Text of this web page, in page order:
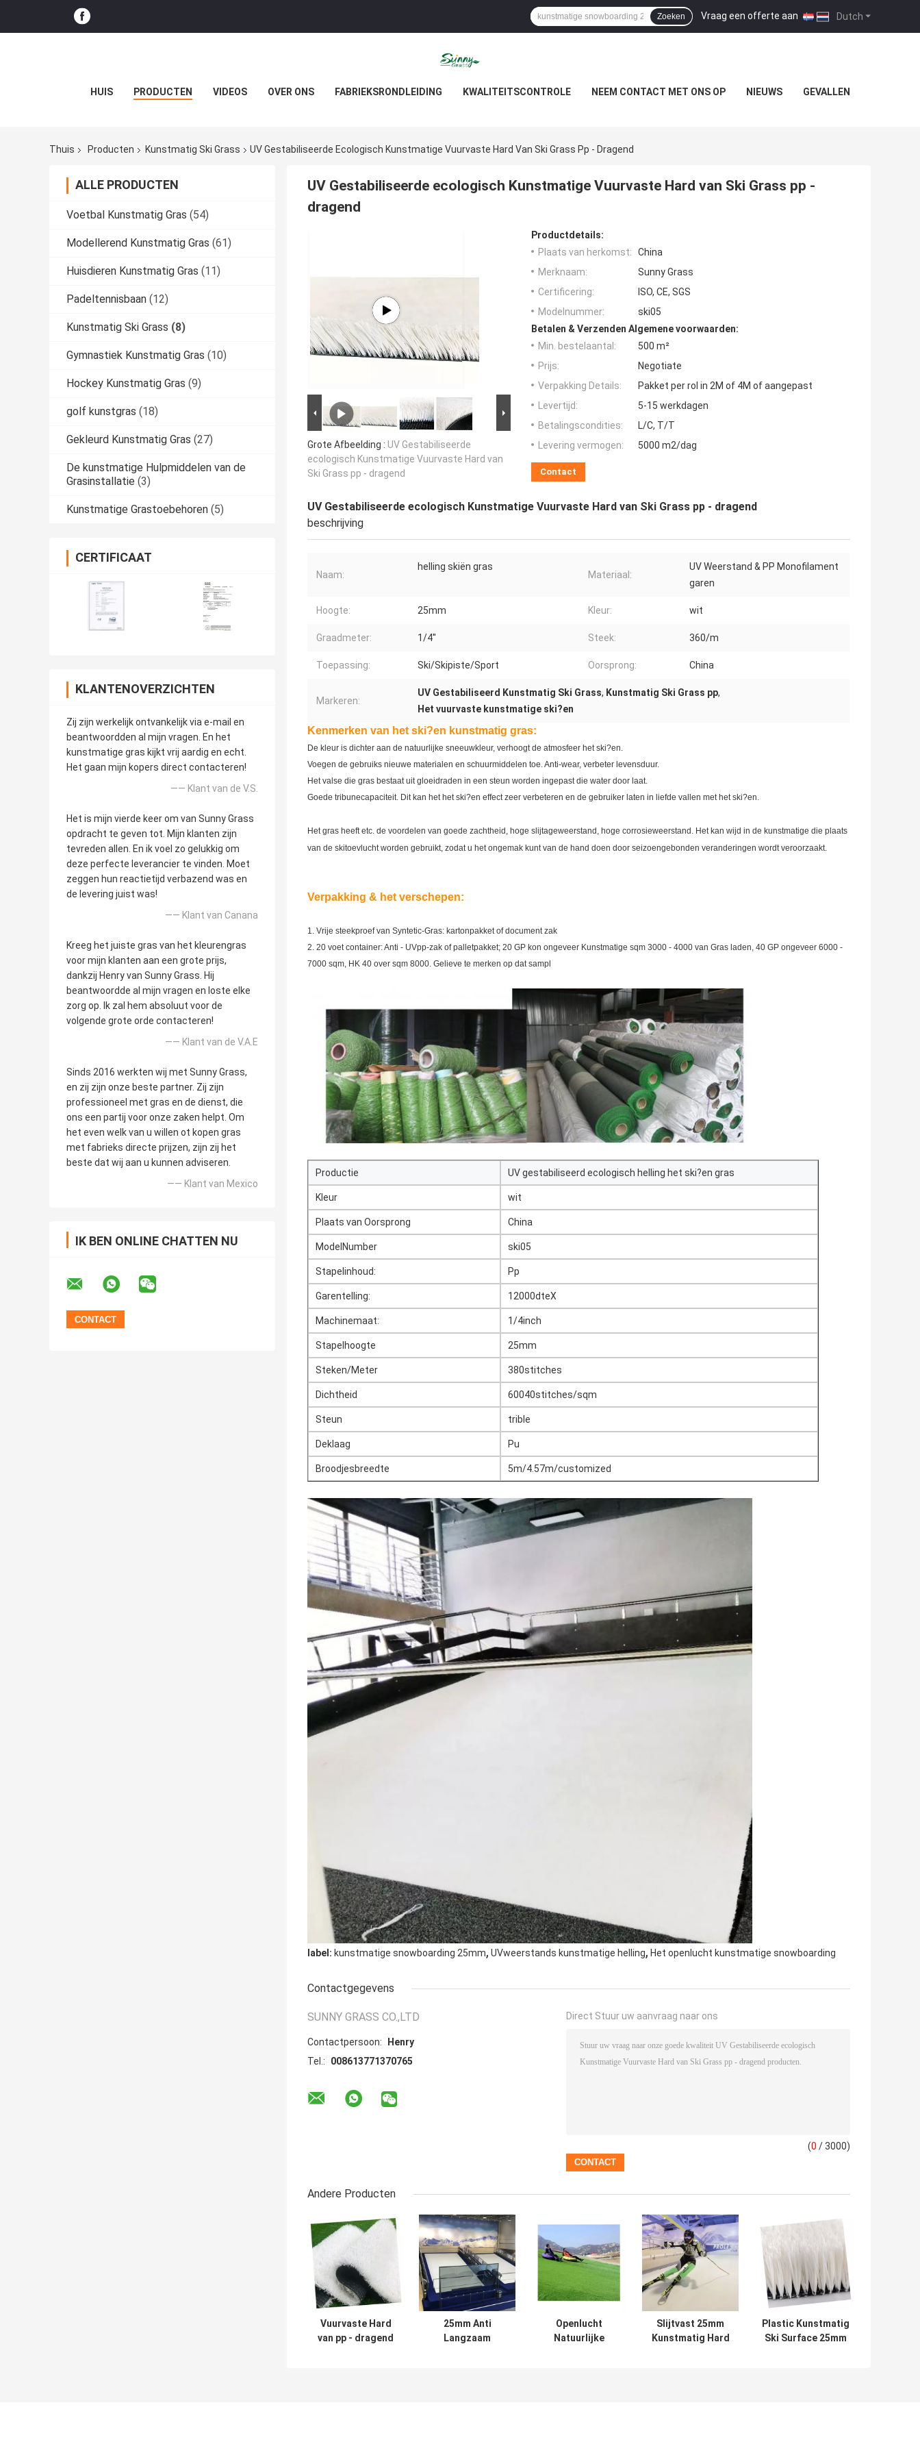
Dutch
Vraag een offerte aan |
Zoeken
HUIS PRODUCTEN VIDEOS OVER ONS FABRIEKSRONDLEIDING KWALITEITSCONTROLE NEEM CONTACT MET ONS OP NIEUWS GEVALLEN
Thuis Producten Kunstmatig Ski Grass UV Gestabiliseerde Ecologisch Kunstmatige Vuurvaste Hard Van Ski Grass Pp - Dragend
ALLE PRODUCTEN
Voetbal Kunstmatig Gras (54)
Modellerend Kunstmatig Gras (61)
Huisdieren Kunstmatig Gras (11)
Padeltennisbaan (12)
Kunstmatig Ski Grass (8)
Gymnastiek Kunstmatig Gras (10)
Hockey Kunstmatig Gras (9)
golf kunstgras (18)
Gekleurd Kunstmatig Gras (27)
De kunstmatige Hulpmiddelen van de
Grasinstallatie (3)
Kunstmatige Grastoebehoren (5)
CERTIFICAAT
KLANTENOVERZICHTEN
Zij zijn werkelijk ontvankelijk via e-mail en
beantwoordden al mijn vragen. En het
kunstmatige gras kijkt vrij aardig en echt.
Het gaan mijn kopers direct contacteren!
—— Klant van de V.S.
Het is mijn vierde keer om van Sunny Grass
opdracht te geven tot. Mijn klanten zijn
tevreden allen. En ik voel zo gelukkig om
deze perfecte leverancier te vinden. Moet
zeggen hun reactietijd verbazend was en
de levering juist was!
—— Klant van Canana
Kreeg het juiste gras van het kleurengras
voor mijn klanten aan een grote prijs,
dankzij Henry van Sunny Grass. Hij
beantwoordde al mijn vragen en loste elke
zorg op. Ik zal hem absoluut voor de
volgende grote orde contacteren!
—— Klant van de V.A.E
Sinds 2016 werkten wij met Sunny Grass,
en zij zijn onze beste partner. Zij zijn
professioneel met gras en de dienst, die
ons een partij voor onze zaken helpt. Om
het even welk van u willen ot kopen gras
met fabrieks directe prijzen, zijn zij het
beste dat wij aan u kunnen adviseren.
—— Klant van Mexico
IK BEN ONLINE CHATTEN NU
UV Gestabiliseerde ecologisch Kunstmatige Vuurvaste Hard van Ski Grass pp -
dragend
Grote Afbeelding : UV Gestabiliseerde
ecologisch Kunstmatige Vuurvaste Hard van
Ski Grass pp - dragend
Productdetails:
Plaats van herkomst:
China
Merknaam:
Sunny Grass
Certificering:
ISO, CE, SGS
Modelnummer:
ski05
Betalen & Verzenden Algemene voorwaarden:
Min. bestelaantal:
500 m²
Prijs:
Negotiate
Verpakking Details:
Pakket per rol in 2M of 4M of aangepast
Levertijd:
5-15 werkdagen
Betalingscondities:
L/C, T/T
Levering vermogen:
5000 m2/dag
Contact
UV Gestabiliseerde ecologisch Kunstmatige Vuurvaste Hard van Ski Grass pp - dragend
beschrijving
Naam:
helling skiën gras
Materiaal:
UV Weerstand & PP Monofilament
garen
Hoogte: 25mm Kleur: wit
Graadmeter: 1/4'' Steek: 360/m
Toepassing: Ski/Skipiste/Sport Oorsprong: China
Markeren:
UV Gestabiliseerd Kunstmatig Ski Grass, Kunstmatig Ski Grass pp,
Het vuurvaste kunstmatige ski?en
Kenmerken van het ski?en kunstmatig gras:
De kleur is dichter aan de natuurlijke sneeuwkleur, verhoogt de atmosfeer het ski?en.
Voegen de gebruiks nieuwe materialen en schuurmiddelen toe. Anti-wear, verbeter levensduur.
Het valse die gras bestaat uit gloeidraden in een steun worden ingepast die water door laat.
Goede tribunecapaciteit. Dit kan het het ski?en effect zeer verbeteren en de gebruiker laten in liefde vallen met het ski?en.
Het gras heeft etc. de voordelen van goede zachtheid, hoge slijtageweerstand, hoge corrosieweerstand. Het kan wijd in de kunstmatige die plaats
van de skitoevlucht worden gebruikt, zodat u het ongemak kunt van de hand doen door seizoengebonden veranderingen wordt veroorzaakt.
Verpakking & het verschepen:
1. Vrije steekproef van Syntetic-Gras: kartonpakket of document zak
2. 20 voet container: Anti - UVpp-zak of palletpakket; 20 GP kon ongeveer Kunstmatige sqm 3000 - 4000 van Gras laden, 40 GP ongeveer 6000 -
7000 sqm, HK 40 over sqm 8000. Gelieve te merken op dat sampl
Productie UV gestabiliseerd ecologisch helling het ski?en gras
Kleur wit
Plaats van Oorsprong China
ModelNumber ski05
Stapelinhoud: Pp
Garentelling: 12000dteX
Machinemaat: 1/4inch
Stapelhoogte 25mm
Steken/Meter 380stitches
Dichtheid 60040stitches/sqm
Steun trible
Deklaag Pu
Broodjesbreedte 5m/4.57m/customized
label: kunstmatige snowboarding 25mm, UVweerstands kunstmatige helling, Het openlucht kunstmatige snowboarding
Contactgegevens
SUNNY GRASS CO.,LTD
Contactpersoon:
Henry
Tel.:
008613771370765
Direct Stuur uw aanvraag naar ons
(0 / 3000)
Andere Producten
Vuurvaste Hard
van pp - dragend
25mm Anti
Langzaam
Openlucht
Natuurlijke
Slijtvast 25mm
Kunstmatig Hard
Plastic Kunstmatig
Ski Surface 25mm